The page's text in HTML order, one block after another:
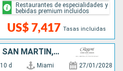
US$ 7,417 Tasas incluidas
Restaurantes de especialidades y
bebidas premium incluidos
FRANCIA, SANTA LUCIA, SAN MARTÍN, ESTADOS UNIDOS
10 d Miami 27/01/2028